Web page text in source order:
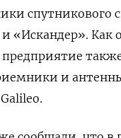
спутникового
«Искандер». Как
и